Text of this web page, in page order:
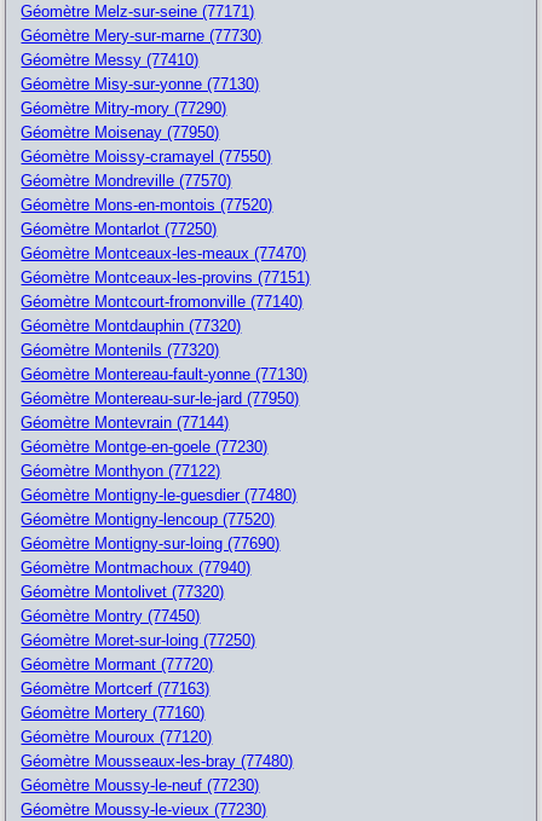
Géomètre Melz-sur-seine (77171)
Géomètre Mery-sur-marne (77730)
Géomètre Messy (77410)
Géomètre Misy-sur-yonne (77130)
Géomètre Mitry-mory (77290)
Géomètre Moisenay (77950)
Géomètre Moissy-cramayel (77550)
Géomètre Mondreville (77570)
Géomètre Mons-en-montois (77520)
Géomètre Montarlot (77250)
Géomètre Montceaux-les-meaux (77470)
Géomètre Montceaux-les-provins (77151)
Géomètre Montcourt-fromonville (77140)
Géomètre Montdauphin (77320)
Géomètre Montenils (77320)
Géomètre Montereau-fault-yonne (77130)
Géomètre Montereau-sur-le-jard (77950)
Géomètre Montevrain (77144)
Géomètre Montge-en-goele (77230)
Géomètre Monthyon (77122)
Géomètre Montigny-le-guesdier (77480)
Géomètre Montigny-lencoup (77520)
Géomètre Montigny-sur-loing (77690)
Géomètre Montmachoux (77940)
Géomètre Montolivet (77320)
Géomètre Montry (77450)
Géomètre Moret-sur-loing (77250)
Géomètre Mormant (77720)
Géomètre Mortcerf (77163)
Géomètre Mortery (77160)
Géomètre Mouroux (77120)
Géomètre Mousseaux-les-bray (77480)
Géomètre Moussy-le-neuf (77230)
Géomètre Moussy-le-vieux (77230)